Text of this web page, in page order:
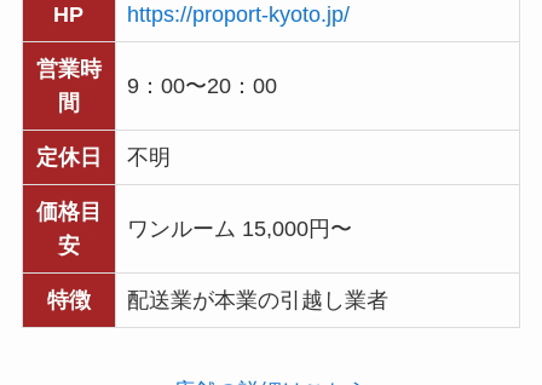
HP https://proport-kyoto.jp/
営業時
間
9：00〜20：00
定休日 不明
価格目
安
ワンルーム 15,000円〜
特徴 配送業が本業の引越し業者